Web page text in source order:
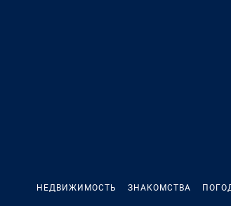
НЕДВИЖИМОСТЬ ЗНАКОМСТВА